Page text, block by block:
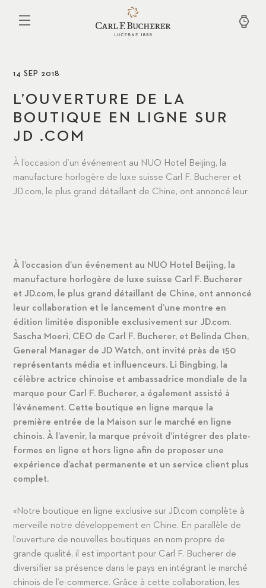
contenu
14 SEP 2018
L’OUVERTURE DE LA
BOUTIQUE EN LIGNE SUR
JD .COM
À l’occasion d’un événement au NUO Hotel Beijing, la
manufacture horlogère de luxe suisse Carl F. Bucherer et
JD.com, le plus grand détaillant de Chine, ont annoncé leur
À l’occasion d’un événement au NUO Hotel Beijing, la
manufacture horlogère de luxe suisse Carl F. Bucherer
et JD.com, le plus grand détaillant de Chine, ont annoncé
leur collaboration et le lancement d’une montre en
édition limitée disponible exclusivement sur JD.com.
Sascha Moeri, CEO de Carl F. Bucherer, et Belinda Chen,
General Manager de JD Watch, ont invité près de 150
représentants média et influenceurs. Li Bingbing, la
célèbre actrice chinoise et ambassadrice mondiale de la
marque pour Carl F. Bucherer, a également assisté à
l’événement. Cette boutique en ligne marque la
première entrée de la Maison sur le marché en ligne
chinois. À l’avenir, la marque prévoit d’intégrer des plate-
formes en ligne et hors ligne afin de proposer une
expérience d’achat permanente et un service client plus
complet.
«Notre boutique en ligne exclusive sur JD.com complète à
merveille notre développement en Chine. En parallèle de
l’ouverture de nouvelles boutiques en nom propre de
grande qualité, il est important pour Carl F. Bucherer de
diversifier sa présence dans le pays en intégrant le marché
chinois de l’e-commerce. Grâce à cette collaboration, les